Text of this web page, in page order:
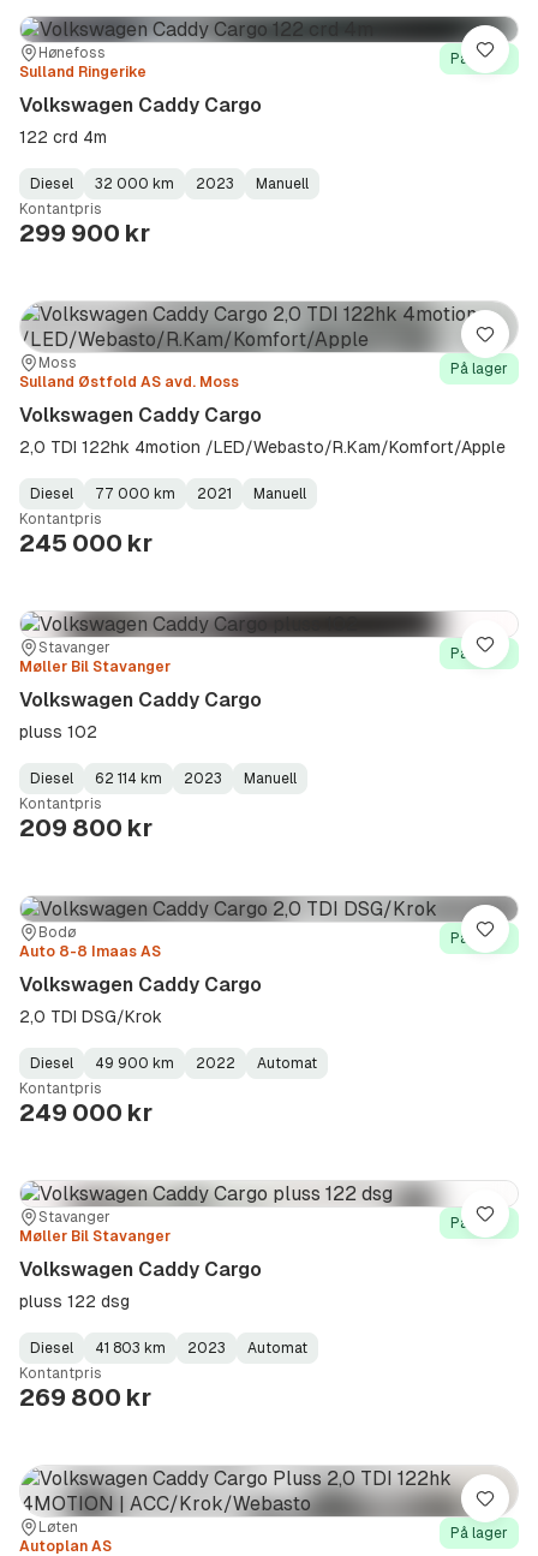
Sted:Hønefoss
Forhandler:
Sulland Ringerike
På lager
Volkswagen Caddy Cargo
122 crd 4m
Fuel
Type:
Diesel
Kilometerstand:
32 000 km
Model
Year:
2023
Gearbox
Type:
Manuell
Kontantpris
299 900 kr
Lagre
Sted:
Moss
Forhandler:
Sulland Østfold AS avd. Moss
På lager
Volkswagen Caddy Cargo
2,0 TDI 122hk 4motion /LED/Webasto/R.Kam/Komfort/Apple
Fuel
Type:
Diesel
Kilometerstand:
77 000 km
Model
Year:
2021
Gearbox
Type:
Manuell
Kontantpris
245 000 kr
Lagre
Sted:
Stavanger
Forhandler:
Møller Bil Stavanger
På lager
Volkswagen Caddy Cargo
pluss 102
Fuel
Type:
Diesel
Kilometerstand:
62 114 km
Model
Year:
2023
Gearbox
Type:
Manuell
Kontantpris
209 800 kr
Lagre
Sted:
Bodø
Forhandler:
Auto 8-8 Imaas AS
På lager
Volkswagen Caddy Cargo
2,0 TDI DSG/Krok
Fuel
Type:
Diesel
Kilometerstand:
49 900 km
Model
Year:
2022
Gearbox
Type:
Automat
Kontantpris
249 000 kr
Lagre
Sted:
Stavanger
Forhandler:
Møller Bil Stavanger
På lager
Volkswagen Caddy Cargo
pluss 122 dsg
Fuel
Type:
Diesel
Kilometerstand:
41 803 km
Model
Year:
2023
Gearbox
Type:
Automat
Kontantpris
269 800 kr
Lagre
Sted:
Løten
Forhandler:
Autoplan AS
På lager
Lagre